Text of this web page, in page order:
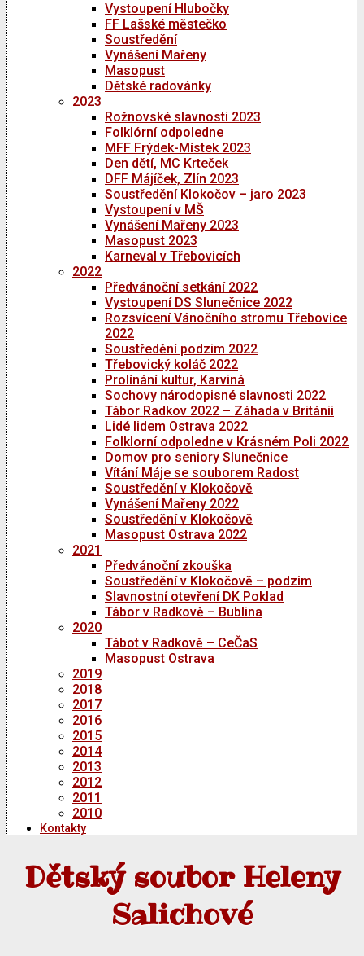
Vystoupení Hlubočky
FF Lašské městečko
Soustředění
Vynášení Mařeny
Masopust
Dětské radovánky
2023
Rožnovské slavnosti 2023
Folklórní odpoledne
MFF Frýdek-Místek 2023
Den dětí, MC Krteček
DFF Májíček, Zlín 2023
Soustředění Klokočov – jaro 2023
Vystoupení v MŠ
Vynášení Mařeny 2023
Masopust 2023
Karneval v Třebovicích
2022
Předvánoční setkání 2022
Vystoupení DS Slunečnice 2022
Rozsvícení Vánočního stromu Třebovice
2022
Soustředění podzim 2022
Třebovický koláč 2022
Prolínání kultur, Karviná
Sochovy národopisné slavnosti 2022
Tábor Radkov 2022 – Záhada v Británii
Lidé lidem Ostrava 2022
Folklorní odpoledne v Krásném Poli 2022
Domov pro seniory Slunečnice
Vítání Máje se souborem Radost
Soustředění v Klokočově
Vynášení Mařeny 2022
Soustředění v Klokočově
Masopust Ostrava 2022
2021
Předvánoční zkouška
Soustředění v Klokočově – podzim
Slavnostní otevření DK Poklad
Tábor v Radkově – Bublina
2020
Tábot v Radkově – CeČaS
Masopust Ostrava
2019
2018
2017
2016
2015
2014
2013
2012
2011
2010
Kontakty
Dětský soubor Heleny
Salichové